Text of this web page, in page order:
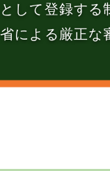
して登録する
による厳正な